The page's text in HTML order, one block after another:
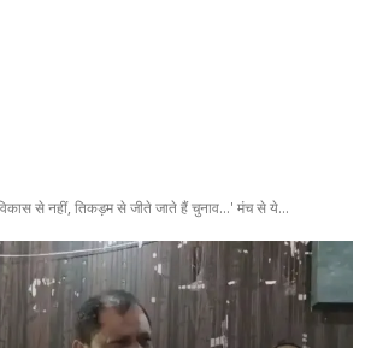
से नहीं, तिकड़म से जीते जाते हैं चुनाव...' मंच से ये...